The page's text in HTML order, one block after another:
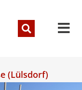
(Lülsdorf)